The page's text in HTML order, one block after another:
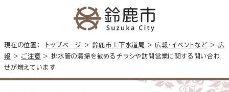
現在の位置： トップページ > 鈴鹿市上下水道局 >広報・イベントなど >広
報 > ご注意 > 排水管の清掃を勧めるチラシや訪問営業に関する問い合わ
せが増えています